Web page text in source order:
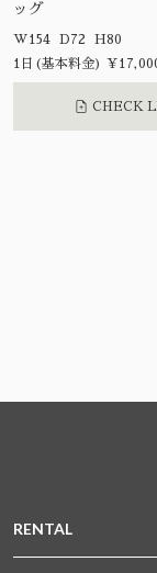
ッグ
W154 D72 H80
1日(基本料金)
CHECK
RENTAL